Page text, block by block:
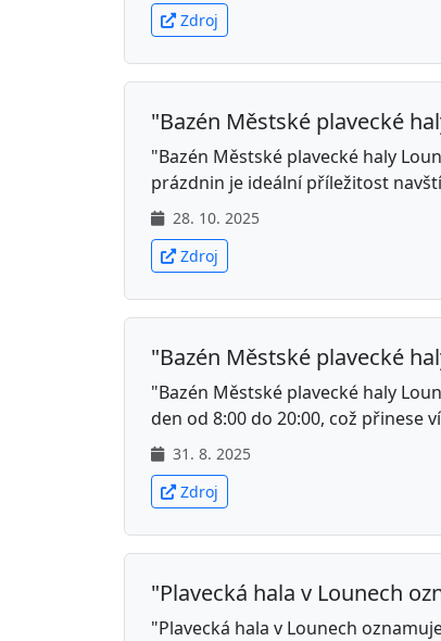
Zdroj
"Bazén Městské plavecké
"Bazén Městské plavecké haly
prázdnin je ideální příležitost
28. 10. 2025
Zdroj
"Bazén Městské plavecké
"Bazén Městské plavecké haly
den od 8:00 do 20:00, což přinese
31. 8. 2025
Zdroj
"Plavecká hala v Lounech
"Plavecká hala v Lounech